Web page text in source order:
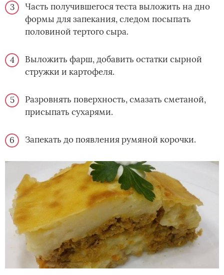
Часть получившегося теста выложить на дно
формы для запекания, следом посыпать
половиной тертого сыра.
Выложить фарш, добавить остатки сырной
стружки и картофеля.
Разровнять поверхность, смазать сметаной,
присыпать сухарями.
Запекать до появления румяной корочки.